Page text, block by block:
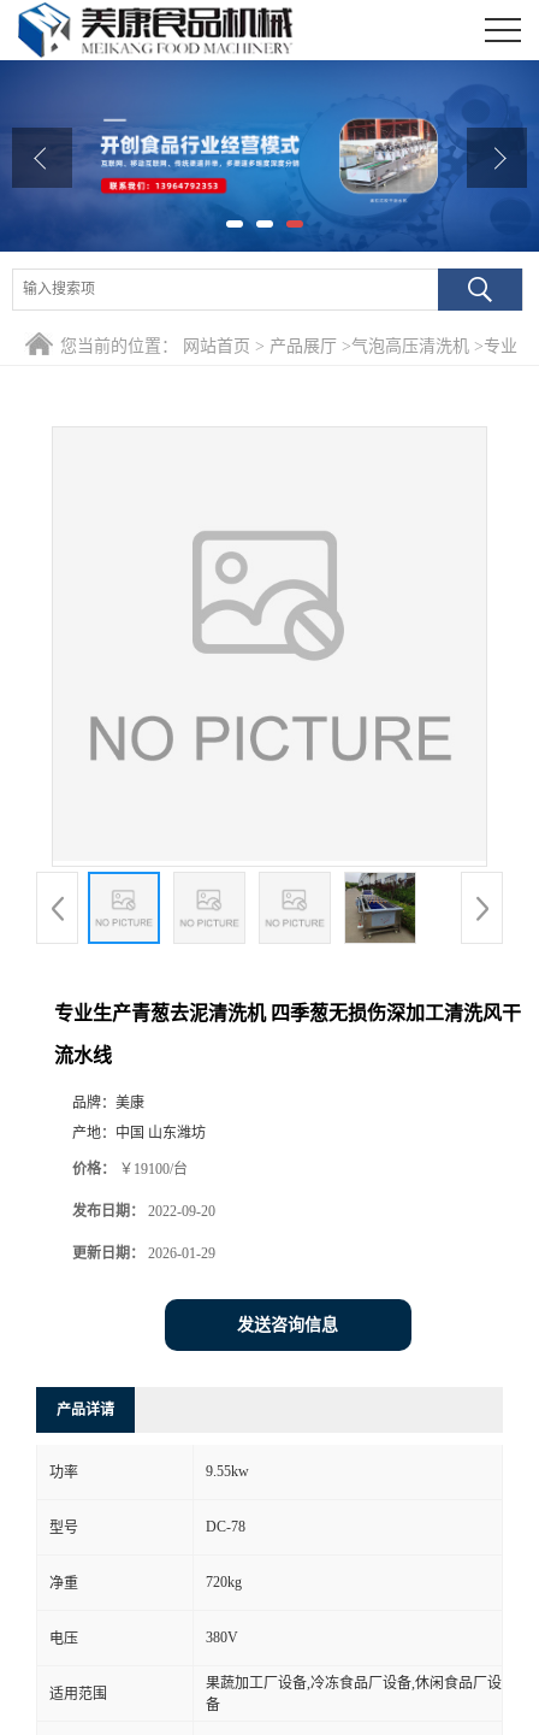
公司介绍
公司动态
产品展厅
联系我们
您当前的位置： 网站首页 > 产品展厅 >气泡高压清洗机 >专业
专业生产青葱去泥清洗机 四季葱无损伤深加工清洗风干
流水线
品牌： 美康
产地： 中国 山东潍坊
价格： ￥19100/台
发布日期： 2022-09-20
更新日期： 2026-01-29
发送咨询信息
产品详请
功率 9.55kw
型号 DC-78
净重 720kg
电压 380V
适用范围
果蔬加工厂设备,冷冻食品厂设备,休闲食品厂设
备